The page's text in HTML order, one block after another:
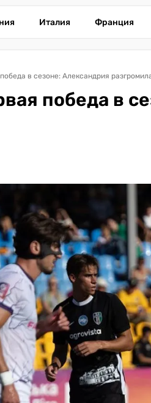
Италия Франция
в сезоне: Александрия
победа в